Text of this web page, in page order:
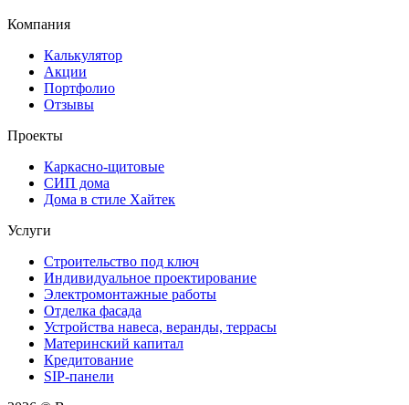
Компания
Калькулятор
Акции
Портфолио
Отзывы
Проекты
Каркасно-щитовые
СИП дома
Дома в стиле Хайтек
Услуги
Строительство под ключ
Индивидуальное проектирование
Электромонтажные работы
Отделка фасада
Устройства навеса, веранды, террасы
Материнский капитал
Кредитование
SIP-панели